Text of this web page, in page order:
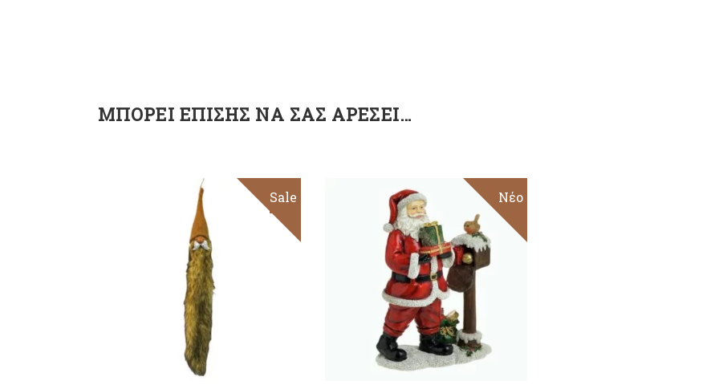
ΜΠΟΡΕΊ ΕΠΊΣΗΣ ΝΑ ΣΑΣ ΑΡΈΣΕΙ…
Sale
ΠΡΟΣΘΉΚΗ ΣΤΟ
ΚΑΛΆΘΙ
Νέο
ΠΡΟΣΘΉΚΗ ΣΤΟ
ΚΑΛΆΘΙ